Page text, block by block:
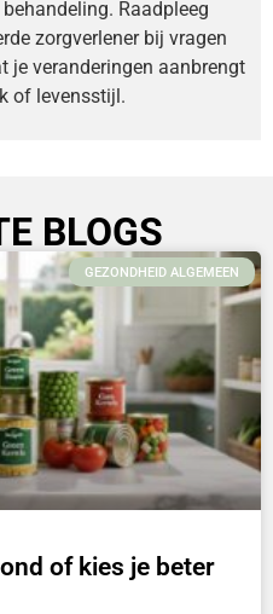
Raadpleeg
zorgverlener bij vragen
je veranderingen aanbrengt
of levensstijl.
BLOGS
GEZONDHEID ALGEMEEN
of kies je beter